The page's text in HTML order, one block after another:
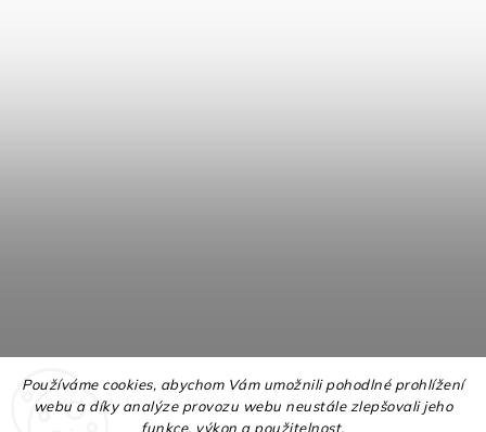
Používáme cookies, abychom Vám umožnili pohodlné prohlížení
webu a díky analýze provozu webu neustále zlepšovali jeho
funkce, výkon a použitelnost.